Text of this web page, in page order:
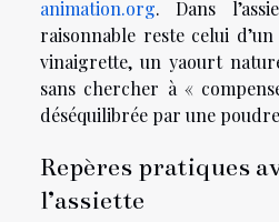
animation.org. Dans
raisonnable reste celui
vinaigrette, un yaourt
sans chercher à «
déséquilibrée par une
Repères pratiques
l’assiette